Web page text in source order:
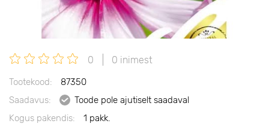
0 0 inimest
Tootekood:
87350
Saadavus:
Toode pole ajutiselt saadaval
Kogus pakendis:
1 pakk.